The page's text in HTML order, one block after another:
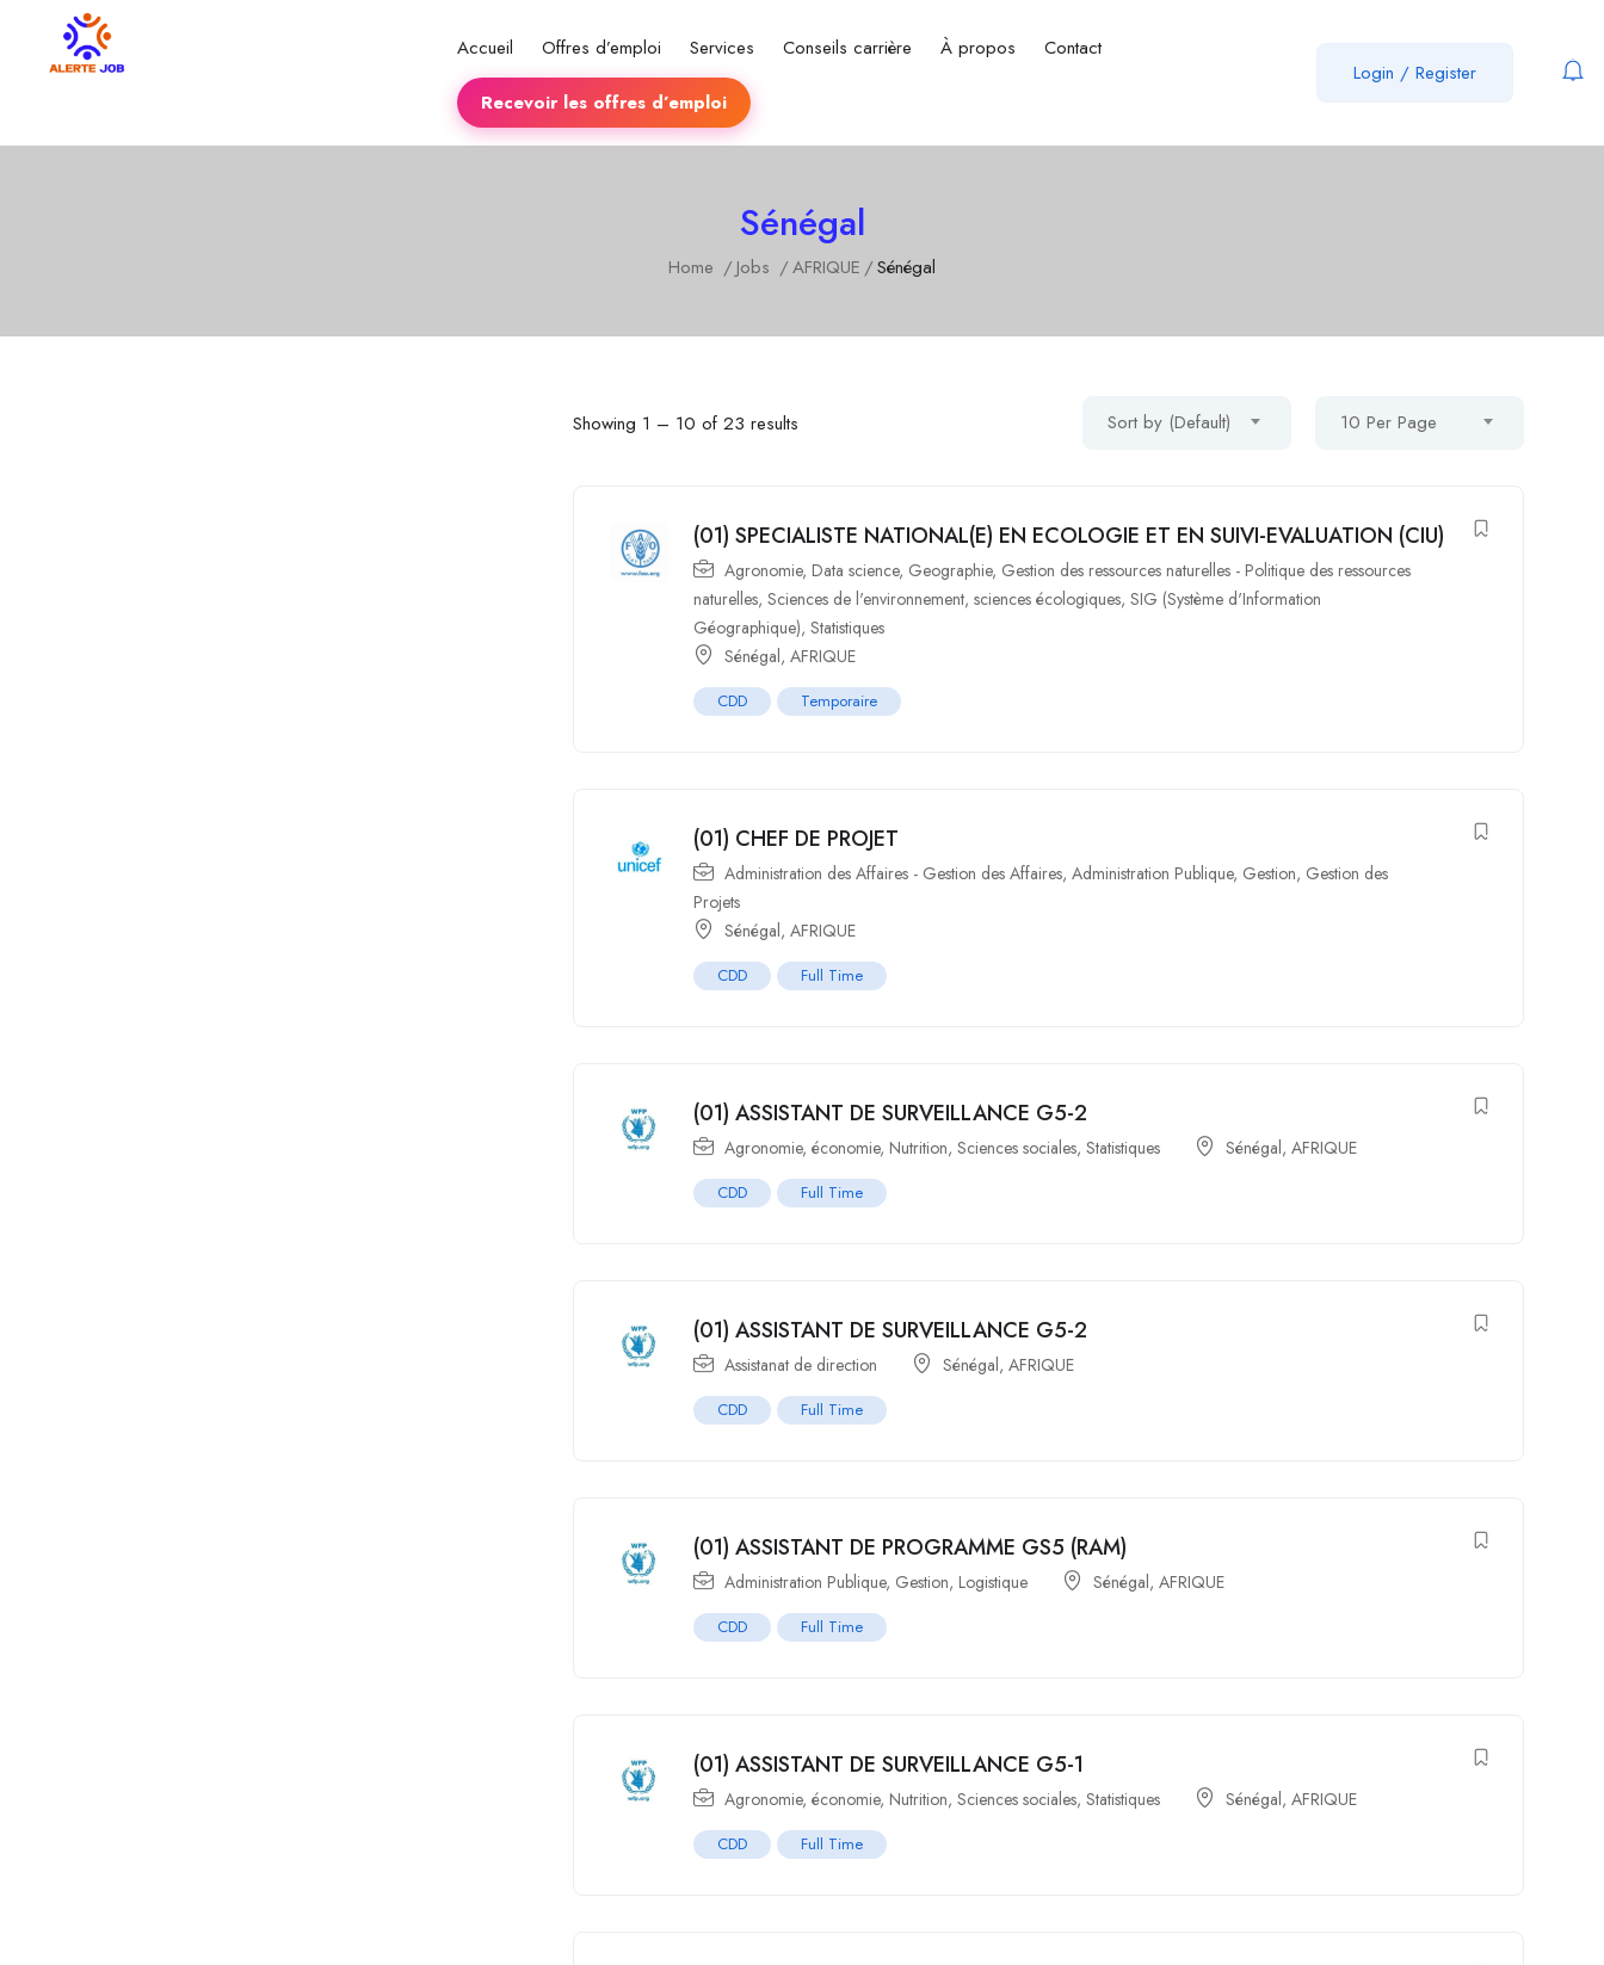
Accueil Offres d’emploi Services Conseils carrière À propos Contact
Recevoir les offres d’emploi
Login / Register
Sénégal
Home Jobs AFRIQUE Sénégal
Showing 1 – 10 of 23 results Sort by (Default) 10 Per Page
(01) SPECIALISTE NATIONAL(E) EN ECOLOGIE ET EN SUIVI-EVALUATION (CIU)
Agronomie, Data science, Geographie, Gestion des ressources naturelles - Politique des ressources
naturelles,Sciences de l'environnement,sciences écologiques,SIG (Système d'Information
Géographique),Statistiques
Sénégal,AFRIQUE
CDD Temporaire
(01) CHEF DE PROJET
Administration des Affaires - Gestion des Affaires,Administration Publique, Gestion, Gestion des
Projets
Sénégal,AFRIQUE
CDD Full Time
(01) ASSISTANT DE SURVEILLANCE G5-2
Agronomie,économie, Nutrition,Sciences sociales,Statistiques Sénégal,AFRIQUE
CDD Full Time
(01) ASSISTANT DE SURVEILLANCE G5-2
Assistanat de direction Sénégal,AFRIQUE
CDD Full Time
(01) ASSISTANT DE PROGRAMME GS5 (RAM)
Administration Publique, Gestion, Logistique Sénégal,AFRIQUE
CDD Full Time
(01) ASSISTANT DE SURVEILLANCE G5-1
Agronomie,économie, Nutrition,Sciences sociales,Statistiques Sénégal,AFRIQUE
CDD Full Time